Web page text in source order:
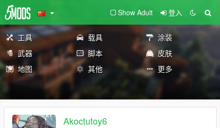
Show Adult 登入
工具 载具
涂装
武器
脚本
皮肤
地图
其他 更多
Akoctutoy6